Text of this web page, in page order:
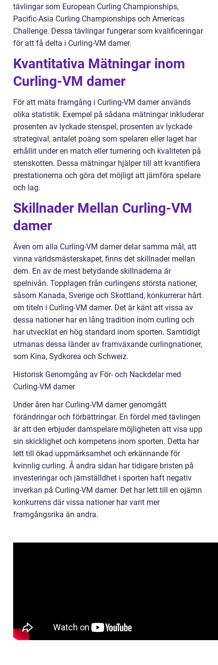
tävlingar som European Curling Championships,
Pacific-Asia Curling Championships och Americas
Challenge. Dessa tävlingar fungerar som kvalificeringar
för att få delta i Curling-VM damer.
Kvantitativa Mätningar inom
Curling-VM damer
För att mäta framgång i Curling-VM damer används
olika statistik. Exempel på sådana mätningar inkluderar
prosenten av lyckade stenspel, prosenten av lyckade
strategival, antalet poäng som spelaren eller laget har
erhållit under en match eller turnering och kvaliteten på
stenskotten. Dessa mätningar hjälper till att kvantifiera
prestationerna och göra det möjligt att jämföra spelare
och lag.
Skillnader Mellan Curling-VM
damer
Även om alla Curling-VM damer delar samma mål, att
vinna världsmästerskapet, finns det skillnader mellan
dem. En av de mest betydande skillnaderna är
spelnivån. Topplagen från curlingens största nationer,
såsom Kanada, Sverige och Skottland, konkurrerar hårt
om titeln i Curling-VM damer. Det är känt att vissa av
dessa nationer har en lång tradition inom curling och
har utvecklat en hög standard inom sporten. Samtidigt
utmanas dessa länder av framväxande curlingnationer,
som Kina, Sydkorea och Schweiz.
Historisk Genomgång av För- och Nackdelar med
Curling-VM damer
Under åren har Curling-VM damer genomgått
förändringar och förbättringar. En fördel med tävlingen
är att den erbjuder damspelare möjligheten att visa upp
sin skicklighet och kompetens inom sporten. Detta har
lett till ökad uppmärksamhet och erkännande för
kvinnlig curling. Å andra sidan har tidigare bristen på
investeringar och jämställdhet i sporten haft negativ
inverkan på Curling-VM damer. Det har lett till en ojämn
konkurrens där vissa nationer har varit mer
framgångsrika än andra.